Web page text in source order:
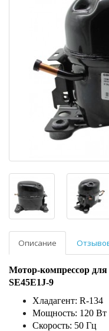
Описание
Мотор-компрессор
SE45E1J-9
Хладагент: R-134
Мощность: 120 Вт
Скорость: 50 Гц